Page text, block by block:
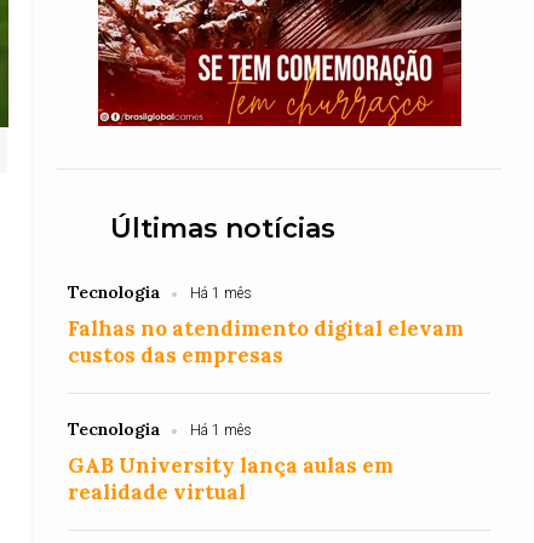
Últimas notícias
Tecnologia Há 1 mês
Falhas no atendimento digital elevam
custos das empresas
Tecnologia Há 1 mês
GAB University lança aulas em
realidade virtual